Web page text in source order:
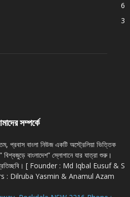
6
3
সম্পর্কে
প্রবাস বাংলা নিউজ একটি অস্ট্রেলিয়া ভিত্তিক
বিশ্বজুড়ে বাংলাদেশ” স্লোগানে যার যাত্রা শুরু।
প্রতিচ্ছবি। [ Founder : Md Iqbal Eusuf & S
: Dilruba Yasmin & Anamul Azam